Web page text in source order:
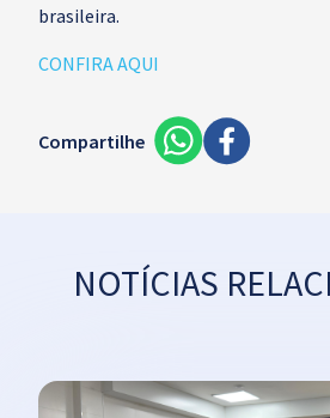
brasileira.
CONFIRA AQUI
Compartilhe
NOTÍCIAS